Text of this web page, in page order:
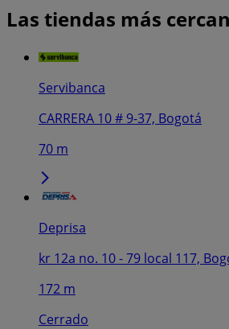
Las tiendas más
Servibanca
CARRERA 10 # 9-37, Bogotá
70 m
Deprisa
kr 12a no. 10 - 79 local 117,
172 m
Cerrado